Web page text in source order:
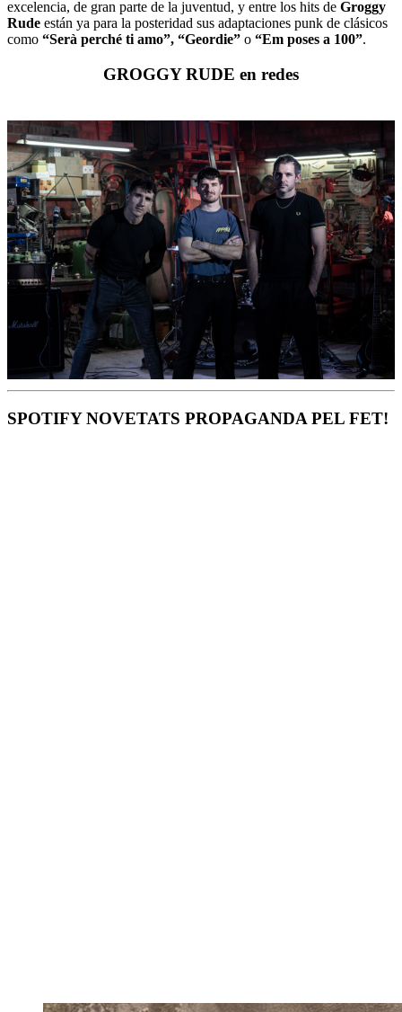
excelencia, de gran parte de la juventud, y entre los hits de Groggy
Rude están ya para la posteridad sus adaptaciones punk de clásicos
como “Serà perché ti amo”, “Geordie” o “Em poses a 100”.
GROGGY RUDE en redes
SPOTIFY NOVETATS PROPAGANDA PEL FET!